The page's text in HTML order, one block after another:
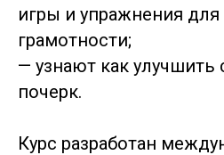
игры и упражнения
грамотности;
— узнают как улучшить
почерк.
Курс разработан